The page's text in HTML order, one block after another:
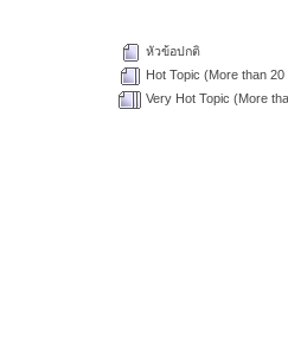
หัวข้อปกติ
Hot Topic (More than 20
Very Hot Topic (More